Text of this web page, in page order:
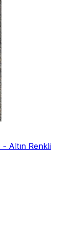
- Altın Renkli